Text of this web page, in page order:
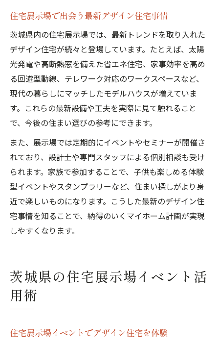
住宅展示場で出会う最新デザイン住宅事情
茨城県内の住宅展示場では、最新トレンドを取り入れた
デザイン住宅が続々と登場しています。たとえば、太陽
光発電や高断熱窓を備えた省エネ住宅、家事効率を高め
る回遊型動線、テレワーク対応のワークスペースなど、
現代の暮らしにマッチしたモデルハウスが増えていま
す。これらの最新設備や工夫を実際に見て触れること
で、今後の住まい選びの参考にできます。
また、展示場では定期的にイベントやセミナーが開催さ
れており、設計士や専門スタッフによる個別相談も受け
られます。家族で参加することで、子供も楽しめる体験
型イベントやスタンプラリーなど、住まい探しがより身
近で楽しいものになります。こうした最新のデザイン住
宅事情を知ることで、納得のいくマイホーム計画が実現
しやすくなります。
茨城県の住宅展示場イベント活
用術
住宅展示場イベントでデザイン住宅を体験